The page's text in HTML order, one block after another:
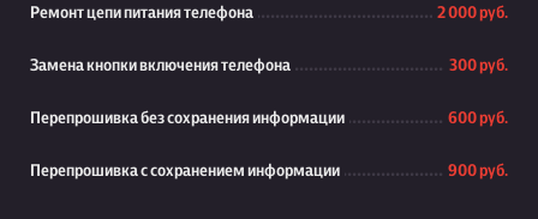
Ремонт цепи питания телефона 2 000 руб.
Замена кнопки включения телефона 300 руб.
Перепрошивка без сохранения информации 600 руб.
Перепрошивка с сохранением информации 900 руб.